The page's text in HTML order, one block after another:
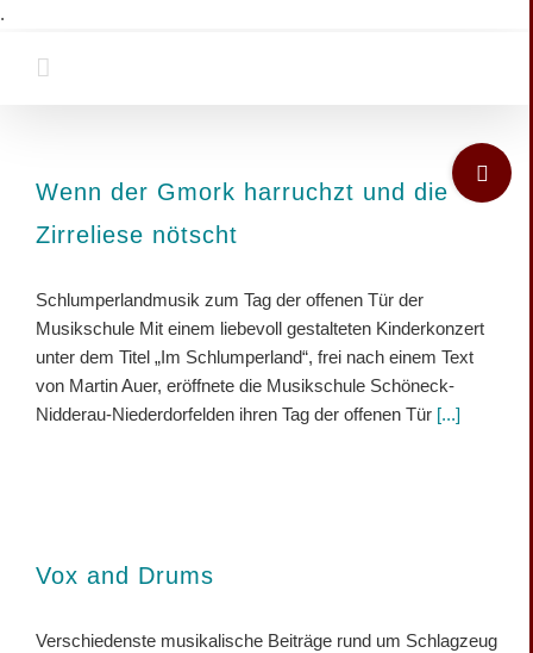
.
Wenn der Gmork harruchzt und die
Zirreliese nötscht
Schlumperlandmusik zum Tag der offenen Tür der
Musikschule Mit einem liebevoll gestalteten Kinderkonzert
unter dem Titel „Im Schlumperland“, frei nach einem Text
von Martin Auer, eröffnete die Musikschule Schöneck-
Nidderau-Niederdorfelden ihren Tag der offenen Tür [...]
Vox and Drums
Verschiedenste musikalische Beiträge rund um Schlagzeug
Toggle
Sliding